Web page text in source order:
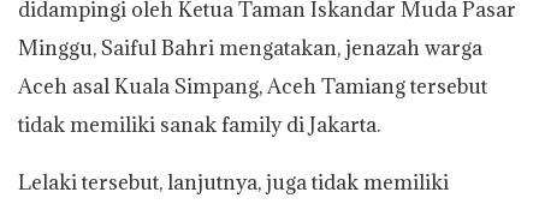
didampingi oleh Ketua Taman Iskandar Muda Pasar
Minggu, Saiful Bahri mengatakan, jenazah warga
Aceh asal Kuala Simpang, Aceh Tamiang tersebut
tidak memiliki sanak family di Jakarta.
Lelaki tersebut, lanjutnya, juga tidak memiliki